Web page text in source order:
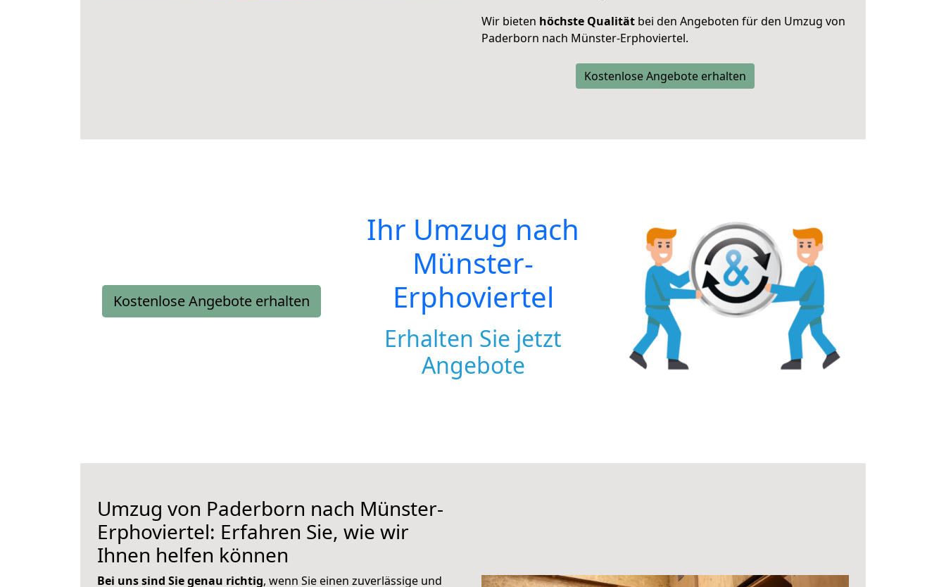
Wir bieten höchste Qualität bei den Angeboten für den Umzug von
Paderborn nach Münster-Erphoviertel.
Kostenlose Angebote erhalten
Kostenlose Angebote erhalten
Ihr Umzug nach
Münster-
Erphoviertel
Erhalten Sie jetzt
Angebote
Umzug von Paderborn nach Münster-
Erphoviertel: Erfahren Sie, wie wir
Ihnen helfen können
Bei uns sind Sie genau richtig, wenn Sie einen zuverlässige und